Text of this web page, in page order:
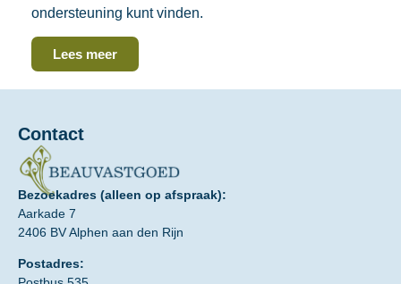
ondersteuning kunt vinden.
Lees meer
Contact
Bezoekadres (alleen op afspraak):
Aarkade 7
2406 BV Alphen aan den Rijn
Postadres: